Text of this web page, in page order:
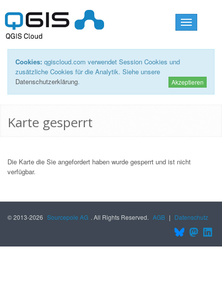
Toggle
navigation
Cookies: qgiscloud.com verwendet Session Cookies und
zusätzliche Cookies für die Analytik. Siehe unsere
Datenschutzerklärung. Akzeptieren
Karte gesperrt
Die Karte die Sie angefordert haben wurde gesperrt und ist nicht
verfügbar.
© 2013-2026 Sourcepole AG . All Rights Reserved. AGB | Datenschutz